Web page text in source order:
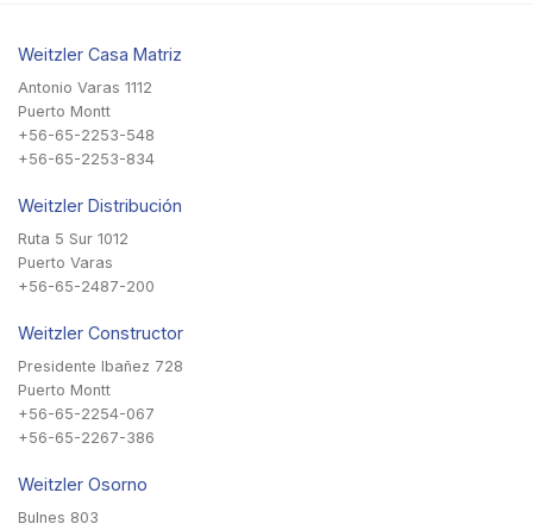
Weitzler Casa Matriz
Antonio Varas 1112
Puerto Montt
+56-65-2253-548
+56-65-2253-834
Weitzler Distribución
Ruta 5 Sur 1012
Puerto Varas
+56-65-2487-200
Weitzler Constructor
Presidente Ibañez 728
Puerto Montt
+56-65-2254-067
+56-65-2267-386
Weitzler Osorno
Bulnes 803